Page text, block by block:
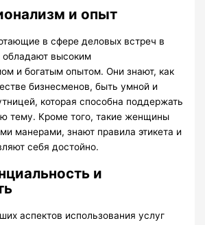
и опыт
в сфере деловых встреч в
обладают высоким
и богатым опытом. Они знают, как
бизнесменов, быть умной и
которая способна поддержать
тему. Кроме того, такие женщины
манерами, знают правила этикета и
себя достойно.
и
аспектов использования услуг